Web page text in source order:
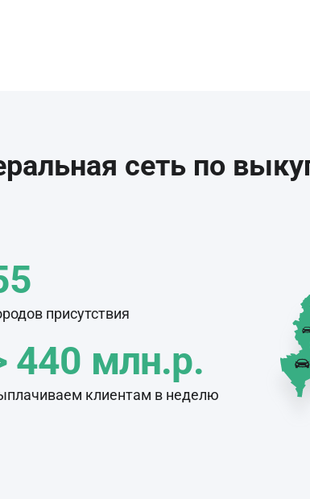
сеть по
присутствия
440 млн.р.
клиентам в неделю